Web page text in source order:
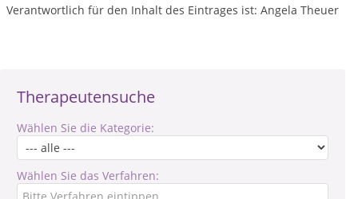
Therapeutensuche
Wählen Sie die Kategorie:
Wählen Sie das Verfahren:
Verantwortlich für den Inhalt des Eintrages ist: Angela Theuer